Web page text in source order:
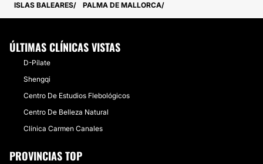
ISLAS BALEARES
PALMA DE MALLORCA
ÚLTIMAS CLÍNICAS VISTAS
D-Pílate
Shengqi
Centro De Estudios Flebológicos
Centro De Belleza Natural
Clínica Carmen Canales
PROVINCIAS TOP